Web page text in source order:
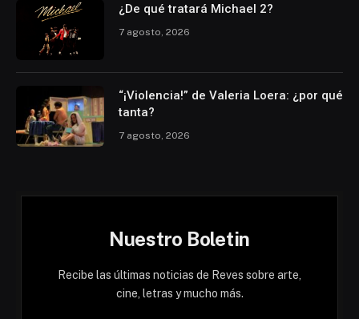
¿De qué tratará Michael 2?
7 agosto, 2026
“¡Violencia!” de Valeria Loera: ¿por qué
tanta?
7 agosto, 2026
Nuestro Boletin
Recibe las últimas noticias de Reves sobre arte,
cine, letras y mucho más.